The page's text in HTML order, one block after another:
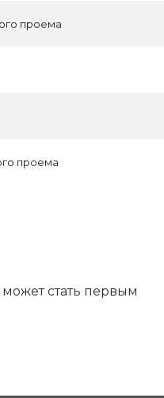
проема
проема
стать первым